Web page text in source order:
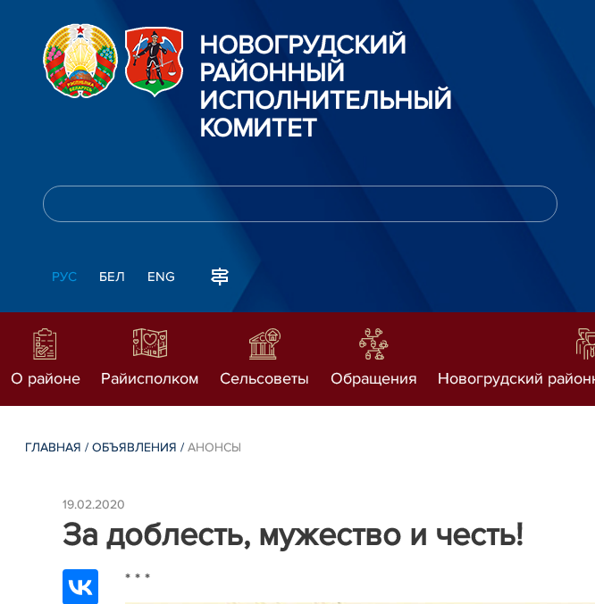
НОВОГРУДСКИЙ
РАЙОННЫЙ
ИСПОЛНИТЕЛЬНЫЙ
КОМИТЕТ
РУС БЕЛ ENG
О районе Райисполком Сельсоветы Обращения Новогрудский
ГЛАВНАЯ /ОБЪЯВЛЕНИЯ /АНОНСЫ
19.02.2020
За доблесть, мужество и честь!
* * *